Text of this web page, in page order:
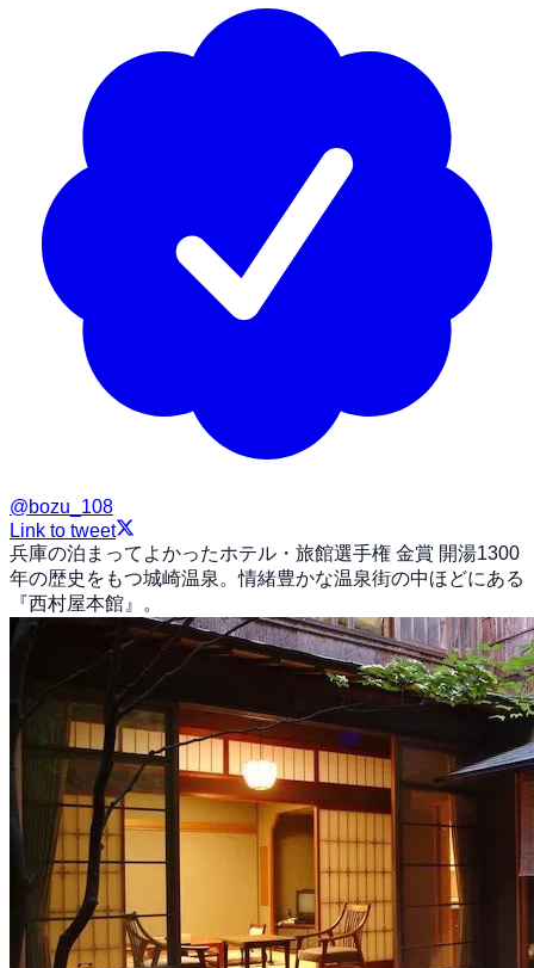
@bozu_108
Link to tweet
兵庫の泊まってよかったホテル・旅館選手権 金賞 開湯1300
年の歴史をもつ城崎温泉。情緒豊かな温泉街の中ほどにある
『西村屋本館』。